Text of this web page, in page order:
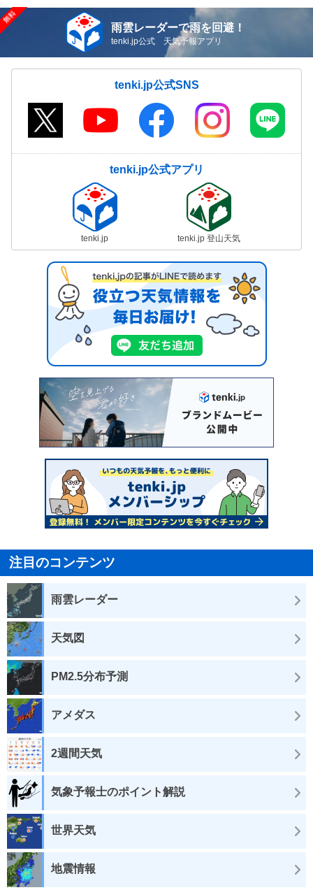
雨雲レーダーで雨を回避！
tenki.jp公式 天気予報アプリ
tenki.jp公式SNS
tenki.jp公式アプリ
tenki.jp tenki.jp 登山天気
注目のコンテンツ
雨雲レーダー
天気図
PM2.5分布予測
アメダス
2週間天気
気象予報士のポイント解説
世界天気
地震情報